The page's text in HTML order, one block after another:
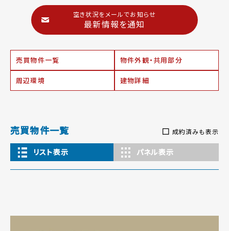
空き状況をメールでお知らせ
最新情報を通知
売買物件一覧 物件外観・共用部分
周辺環境 建物詳細
売買物件一覧 成約済みも表示
リスト表示 パネル表示